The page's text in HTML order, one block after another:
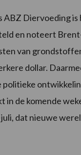
Diervoeding
en noteert
van
dollar.
de komende
dat nieuwe